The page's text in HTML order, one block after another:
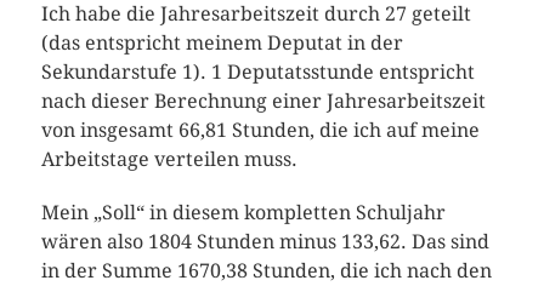
Ich habe die Jahresarbeitszeit durch 27 geteilt
(das entspricht meinem Deputat in der
Sekundarstufe 1). 1 Deputatsstunde entspricht
nach dieser Berechnung einer Jahresarbeitszeit
von insgesamt 66,81 Stunden, die ich auf meine
Arbeitstage verteilen muss.
Mein „Soll“ in diesem kompletten Schuljahr
wären also 1804 Stunden minus 133,62. Das sind
in der Summe 1670,38 Stunden, die ich nach den